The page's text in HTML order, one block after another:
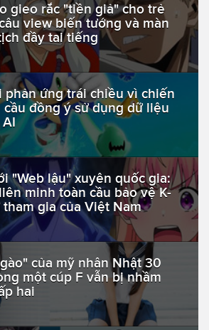
gieo rắc "tiền giả" cho trẻ
view biến tướng và màn
đầy tai tiếng
phản ứng trái chiều vì chiến
cầu đồng ý sử dụng dữ liệu
"Web lậu" xuyên quốc gia:
minh toàn cầu bảo vệ K-
gia của Việt Nam
của mỹ nhân Nhật 30
một cúp F vẫn bị nhầm
hai